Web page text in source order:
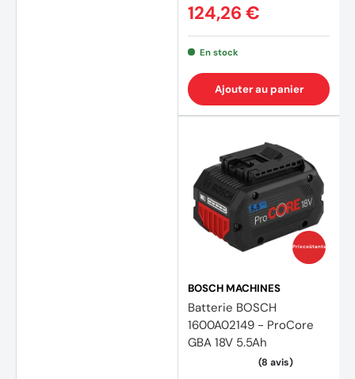
(20
124,26 €
En stock
Ajouter au panier
Prix coûtants
BOSCH MACHINES
Batterie BOSCH
1600A02149 - ProCore
GBA 18V 5.5Ah